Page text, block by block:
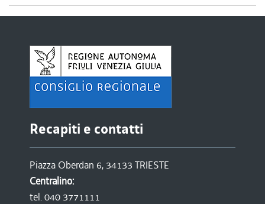
Recapiti e contatti
Piazza Oberdan 6, 34133 TRIESTE
Centralino:
tel. 040 3771111